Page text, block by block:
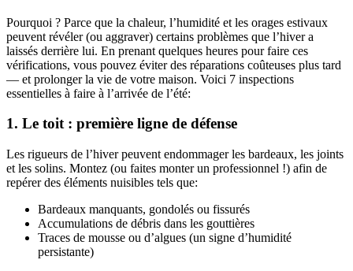
Pourquoi ? Parce que la chaleur, l’humidité et les orages estivaux
peuvent révéler (ou aggraver) certains problèmes que l’hiver a
laissés derrière lui. En prenant quelques heures pour faire ces
vérifications, vous pouvez éviter des réparations coûteuses plus tard
— et prolonger la vie de votre maison. Voici 7 inspections
essentielles à faire à l’arrivée de l’été:
1. Le toit : première ligne de défense
Les rigueurs de l’hiver peuvent endommager les bardeaux, les joints
et les solins. Montez (ou faites monter un professionnel !) afin de
repérer des éléments nuisibles tels que:
Bardeaux manquants, gondolés ou fissurés
Accumulations de débris dans les gouttières
Traces de mousse ou d’algues (un signe d’humidité
persistante)